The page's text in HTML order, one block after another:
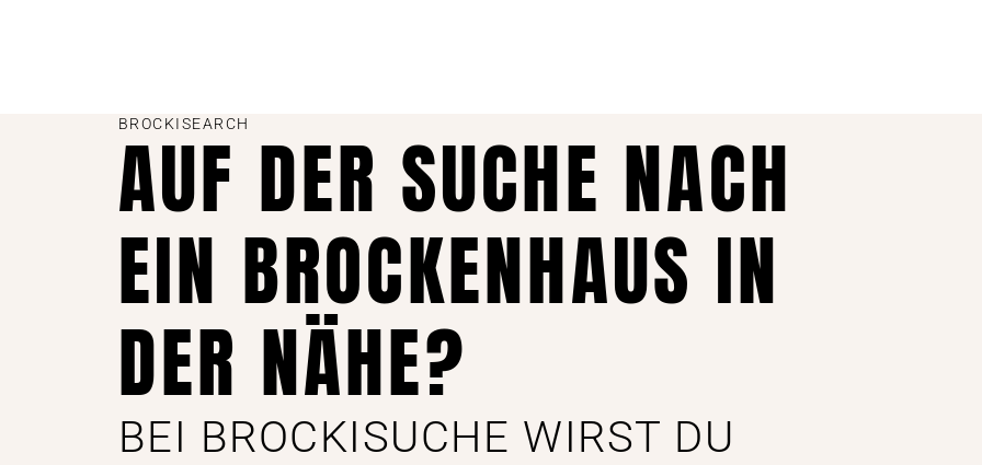
BROCKISEARCH
AUF DER SUCHE NACH
EIN BROCKENHAUS IN
DER NÄHE?
BEI BROCKISUCHE WIRST DU